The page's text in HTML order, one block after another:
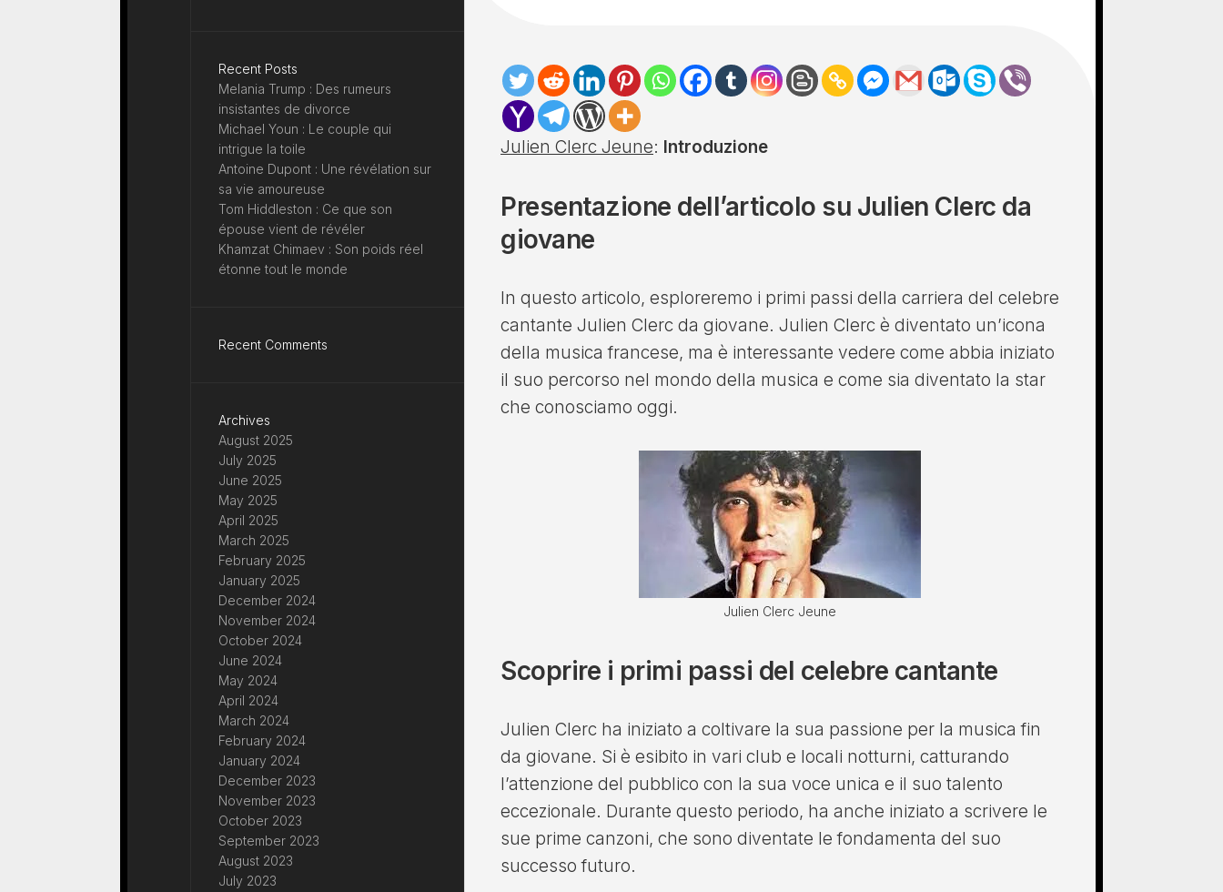
Julien Clerc Jeune: Introduzione
Presentazione dell’articolo su Julien Clerc da
giovane
In questo articolo, esploreremo i primi passi della carriera del celebre
cantante Julien Clerc da giovane. Julien Clerc è diventato un’icona
della musica francese, ma è interessante vedere come abbia iniziato
il suo percorso nel mondo della musica e come sia diventato la star
che conosciamo oggi.
Julien Clerc Jeune
Scoprire i primi passi del celebre cantante
Julien Clerc ha iniziato a coltivare la sua passione per la musica fin
da giovane. Si è esibito in vari club e locali notturni, catturando
l’attenzione del pubblico con la sua voce unica e il suo talento
eccezionale. Durante questo periodo, ha anche iniziato a scrivere le
sue prime canzoni, che sono diventate le fondamenta del suo
successo futuro.
Recent Posts
Melania Trump : Des rumeurs
insistantes de divorce
Michael Youn : Le couple qui
intrigue la toile
Antoine Dupont : Une révélation sur
sa vie amoureuse
Tom Hiddleston : Ce que son
épouse vient de révéler
Khamzat Chimaev : Son poids réel
étonne tout le monde
Recent Comments
Archives
August 2025
July 2025
June 2025
May 2025
April 2025
March 2025
February 2025
January 2025
December 2024
November 2024
October 2024
June 2024
May 2024
April 2024
March 2024
February 2024
January 2024
December 2023
November 2023
October 2023
September 2023
August 2023
July 2023